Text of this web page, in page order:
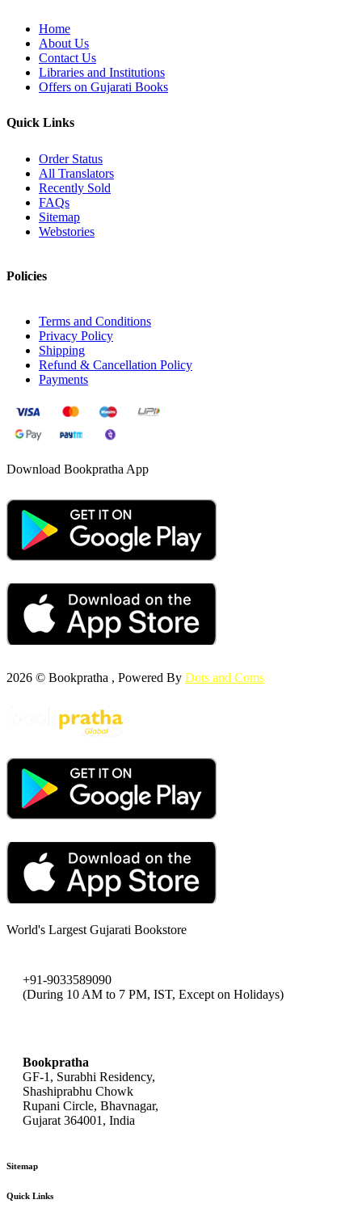
Home
About Us
Contact Us
Libraries and Institutions
Offers on Gujarati Books
Quick Links
Order Status
All Translators
Recently Sold
FAQs
Sitemap
Webstories
Policies
Terms and Conditions
Privacy Policy
Shipping
Refund & Cancellation Policy
Payments
Download Bookpratha App
2026 © Bookpratha , Powered By Dots and Coms
World's Largest Gujarati Bookstore
+91-9033589090
(During 10 AM to 7 PM, IST, Except on Holidays)
Bookpratha
GF-1, Surabhi Residency,
Shashiprabhu Chowk
Rupani Circle, Bhavnagar,
Gujarat 364001, India
Sitemap
Quick Links